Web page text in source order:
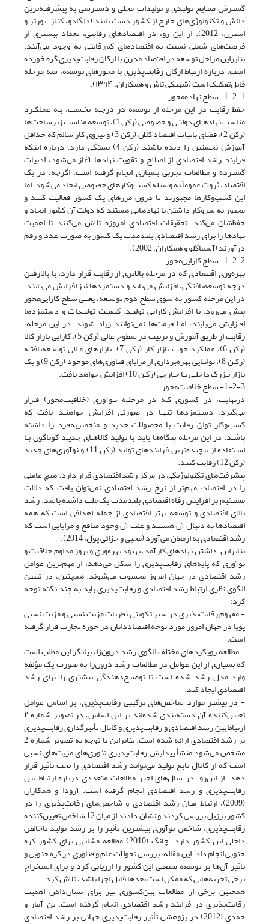
گسترش صنایع تولیدی و تولیدات محلی و دسترسی به پیشرفته‌ترین
دانش و تکنولوژی‌های خارج از کشور دست یابند (دلگادو، کتلز، پورتر و
استرن، 2012). از این رو، در اقتصادهای رقابتی، تعداد بیشتری از
فرصت‌های شغلی نسبت به اقتصادهای کم‌رقابتی به وجود می‌آیند.
بنابراین مراحل توسعه در اقتصاد مدرن با ارکان رقابت‌پذیری گره خورده
است. درباره ارتباط ارکان رقابت‌پذیری با محورهای توسعه، سه مرحله
قابل‌تفکیک است (شهیکی تاش و همکاران، ۱۳۹۴).
1-2-1- سطح نهاده‌محور
حفظ رقابت در این مرحله از توسعه در درجـه نخـست، بـه عملکـرد
مناسب نهادهـای دولتـی و خصوصی (رکن 1)، توسعه مناسب زیرساخت‌ها
(رکن 2)، فضای باثبات اقتصاد کلان (رکن 3) و نیروی کار سالم که حداقل
آموزش نخستین را دیده باشند (رکن 4) بستگی دارد. درباره اینکه
فرایند رشد اقتصادی از اصلاح و تقویت نهادها آغاز می‌شود، ادبیات
گسترده و مطالعات تجربی بسیاری انجام گرفته است. اگرچه، در یک
اقتصاد، ثروت عموماً به وسیله کسب‌وکارهای خصوصی ایجاد می‌شود، اما
این کسب‌وکارها مجبورند تا درون مرزهای یک کشور فعالیت کنند و
مجبور به سروکار داشتن با نهادهایی هستند که دولت آن کشور ایجاد و
حفظشان می‌کند. تحقیقات اقتصادی امروزه تلاش می‌کنند تا اهمیت
نهادها را برای رشد اقتصادی بلندمدت یک کشور به صورت عدد و رقم
درآورند (آسماگلو و همکاران، 2002).
1-2-2- سطح کارایی‌محور
بهره‌وری اقتصادی که در مرحله بالاتری از رقابت قرار دارد، با بالا‌رفتن
درجه توسعه‌یافتگی، افزایش می‌یابد و دستمزدها نیز افزایش می‌یابند.
در این مرحله کشور به سوی سطح دوم توسـعه، یعنـی سطح کارایی‌محور
پیش می‌رود. با افزایش کارایی تولیـد، کیفیـت تولیـدات و دستمزدها
افـزایش می‌یابند، امـا قیمت‌ها نمی‌توانند زیاد شوند. در این مرحله،
رقابت از طریق آموزش و تربیت در سطوح عالی (رکن 5)، کارایی بازار کالا
(رکن 6)، عملکرد خوب بازار کار (رکن 7)، بازارهای مـالی توسـعه‌یافتـه
(رکـن 8)، توانـایی بهره‌برداری از مزایای فناوری‌های موجود (رکن 9) و یک
بازار بـزرگ داخلـی یـا خـارجی (رکـن 10) افزایش خواهد یافت.
1-2-3- سطح خلاقیت‌محور
درنهایت، در کشوری کـه در مرحلـه نـوآوری (خلاقیت‌محور) قـرار
می‌گیرد، دسـتمزدها تنهـا در صورتی افزایش خواهنـد یافت که
کسب‌وکار توان رقابت با محصولات جدید و منحصربه‌فرد را داشته
باشـد. در این مرحله بنگاه‌ها باید با تولید کالاهـای جدیـد گوناگون بـا
اسـتفاده از پیچیده‌ترین فرایندهای تولید (رکن 11) و نوآوری‌های جدید
(رکن 12) رقابت کنند.
پیشرفت‌های تکنولوژیکی در مرکز رشد اقتصادی قرار دارد. هیچ عاملی
را در اقتصاد، مهم‌تر از نرخ رشد اقتصادی نمی‌توان یافت که دلالت
مستقیم بر افزایش رفاه اقتصادی بلندمدت یک ملت داشته باشد. رشد
بالای اقتصادی و توسعه بهتر اقتصادی از جمله اهدافی است که همه
اقتصادها به دنبال آن هستند و علت آن وجود منافع و مزایایی است که
رشد اقتصادی به ارمغان می‌آورد (محبی و خزائی پول، 2014).
بنابراین، داشتن نهادهای کارآمد، بهبود بهره‌وری و بروز مداوم خلاقیت و
نوآوری که پایه‌های رقابت‌پذیری را شکل می‌دهد، از مهم‌ترین عوامل
رشد اقتصادی در جهان امروز محسوب می‌شوند. همچنین، در تبیین
الگوی نظریِ ارتباط رشد اقتصادی و رقابت‌پذیری باید به چند نکته توجه
کرد:
- مفهوم رقابت‌پذیری در سیر تکوینی نظریات مزیت نسبی و مزیت نسبی
پویا در جهان امروز مورد توجه اقتصاددانان در حوزه تجارت قرار گرفته
است.
- مطالعه رویکردهای مختلف الگوی رشد درون‌زا، بیانگر این مطلب است
که بسیاری از این عوامل در مطالعات رشد درون‌زا به صورت یک مؤلفه
وارد مدل رشد شده است تا توضیح‌دهندگی بیشتری را برای رشد
اقتصادی ایجاد کند.
- در بیشتر موارد شاخص‌های ترکیبی رقابت‌پذیری، بر اساس عوامل
تعیین‌کننده آن دسته‌بندی شده‌اند.بر این اساس، در تصویر شماره ۲
ارتباط بین رشد اقتصادی و رقابت‌پذیری و کانال تأثیرگذاری رقابت‌پذیری
بر رشد اقتصادی ارائه شده است. بنابراین با توجه به تصویر شماره 2
مشخص می‌شود منشأ پیدایش رقابت‌پذیری تئوری‌های مزیت‌های نسبی
است که از کانال تابع تولید می‌تواند رشد اقتصادی را تحت تأثیر قرار
دهد. از این‌رو، در سال‌های اخیر مطالعات متعددی درباره ارتباط بین
رقابت‌پذیری و رشد اقتصادی انجام گرفته است. آرودا و همکاران
(2009)، ارتباط میان رشد اقتصادی و شاخص‌های رقابت‌پذیری را در
کشور برزیل بررسی کردند و نشان دادند از میان 12 شاخص تعیین‌کننده
رقابت‌پذیری، شاخص نوآوری بیشترین تأثیر را بر رشد تولید ناخالص
داخلی این کشور دارد. چانگ (2010) مطالعه مشابهی برای کشور کره
جنوبی انجام داد. این مقاله، بررسی تحولات علم و فناوری در کره جنوبی و
تأثیر آن‌ها بر توسعه صنعتی این کشور را ارزیابی کرد و برای استخراج
برخی تجربه‌هایی که ممکن است بعدها قابل اجرا باشد، تلاش کرد.
همچنین برخی از مطالعات بین‌کشوری نیز برای نشان‌دادن اهمیت
رقابت‌پذیری در فرایند رشد اقتصادی انجام گرفته است. بن آمار و
حمدی (2012) در پژوهشی تأثیر رقابت‌پذیری جهانی بر رشد اقتصادی